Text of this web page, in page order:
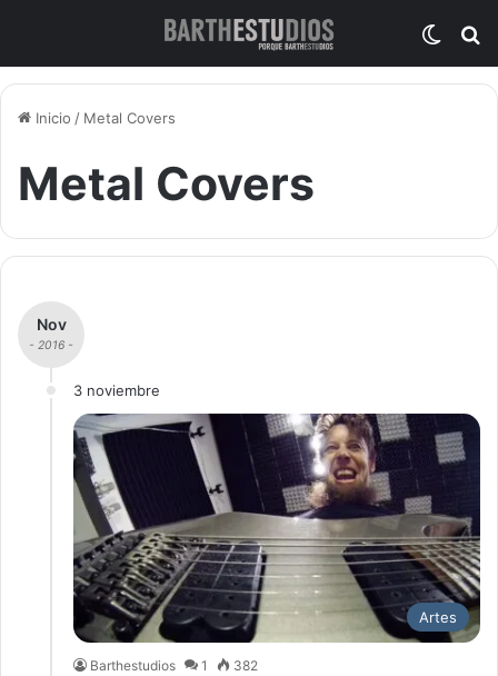
Inicio / Metal Covers
Metal Covers
Nov
- 2016 -
3 noviembre
Artes
Barthestudios 1 382